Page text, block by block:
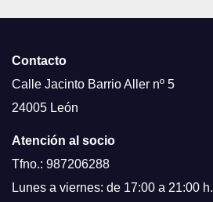
Contacto
Calle Jacinto Barrio Aller nº 5
24005 León
Atención al socio
Tfno.: 987206288
Lunes a viernes: de 17:00 a 21:00 h.